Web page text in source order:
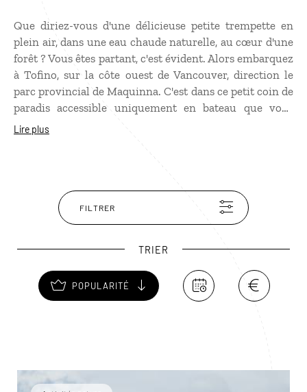
Que diriez-vous d'une délicieuse petite trempette en
plein air, dans une eau chaude naturelle, au cœur d'une
forêt ? Vous êtes partant, c'est évident. Alors embarquez
à Tofino, sur la côte ouest de Vancouver, direction le
parc provincial de Maquinna. C'est dans ce petit coin de
paradis accessible uniquement en bateau que vous
pourrez profiter des bienfaits des sources thermales de
lesquels elle se refroidit graduellement. À vous de
choisir la température de votre jacuzzi, auquel vous
arriverez après une superbe balade dans la vénérable
Lire plus
FILTRER
TRIER
POPULARITÉ